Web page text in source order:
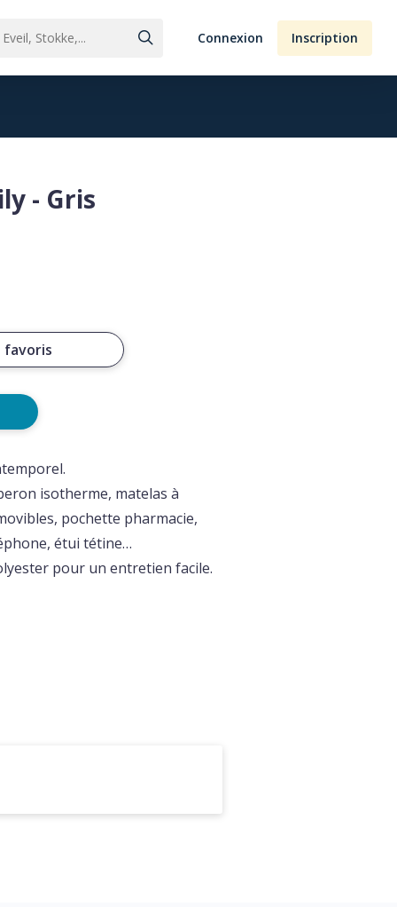
Connexion Inscription
- Gris
favoris
isotherme, matelas à
pochette pharmacie,
étui tétine…
pour un entretien facile.